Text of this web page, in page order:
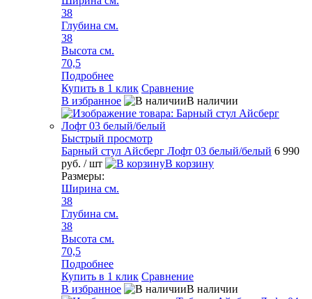
38
Глубина см.
38
Высота см.
70,5
Подробнее
Купить в 1 клик Сравнение
В избранное
В наличии
Быстрый просмотр
Барный стул Айсберг Лофт 03 белый/белый 6 990
руб. / шт
В корзину
Размеры:
Ширина см.
38
Глубина см.
38
Высота см.
70,5
Подробнее
Купить в 1 клик Сравнение
В избранное
В наличии